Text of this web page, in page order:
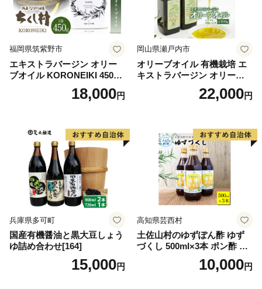
福岡県筑紫野市
エキストラバージン オリー
ブオイル KORONEIKI 450g
[筑前たなか油屋 福岡県 筑紫
野市 21760403] 油 食用油 オ
18,000円
岡山県瀬戸内市
オリーブオイル 有機栽培 エ
キストラバージン オリーブ
オイル シングル 2本 セット
オーガニック 調味料 油 オリ
22,000円
兵庫県多可町
国産有機醤油と黒大豆しょう
ゆ詰め合わせ[164]
15,000円
高知県芸西村
土佐山村のゆずぽん酢 ゆず
づくし 500ml×3本 ポン酢 ポ
ンズ ゆず 柚子 調味料 さっぱ
り 美味しい おいしい 鍋 しゃ
10,000円